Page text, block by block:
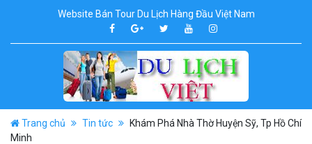
Website Bán Tour Du Lịch Hàng Đầu Việt Nam
Trang chủ Tin tức
Khám Phá Nhà Thờ Huyện Sỹ, Tp Hồ Chí
Minh